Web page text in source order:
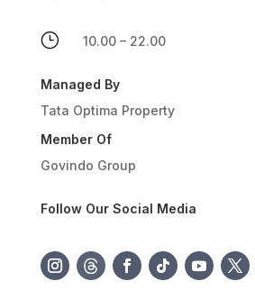
} 10.00 – 22.00
Managed By
Tata Optima Property
Member Of
Govindo Group
Follow Our Social Media